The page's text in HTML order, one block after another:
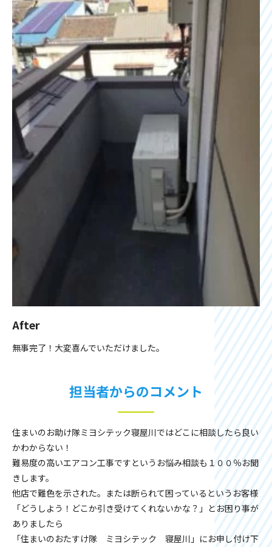
After
無事完了！大変喜んでいただけました。
担当者からのコメント
住まいのお助け隊ミヨシテック寝屋川ではどこに相談したら良い
かわからない！
難易度の高いエアコン工事ですというお悩み相談も１００％お聞
きします。
他店で難色を示された。または断られて困っているというお客様
「どうしよう！どこか引き受けてくれないかな？」とお困り事が
ありましたら
「住まいのおたすけ隊 ミヨシテック 寝屋川」にお申し付け下